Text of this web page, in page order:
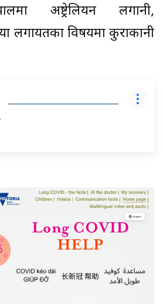
अष्ट्रेलियन लगानी,
लगायतका विषयमा कुराकानी